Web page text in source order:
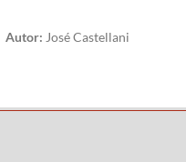
Autor: José Castellani